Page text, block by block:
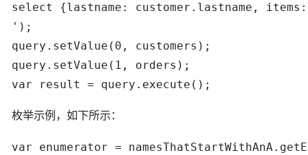
select {lastname: customer.lastname,
');
query.setValue(0, customers);
query.setValue(1, orders);
枚举示例，如下所示：
var enumerator =